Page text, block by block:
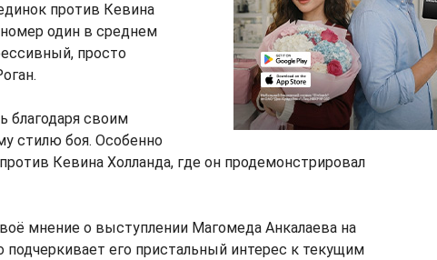
против Кевина
один в среднем
просто
благодаря своим
стилю боя. Особенно
Кевина Холланда, где он продемонстрировал
мнение о выступлении Магомеда Анкалаева на
его пристальный интерес к текущим